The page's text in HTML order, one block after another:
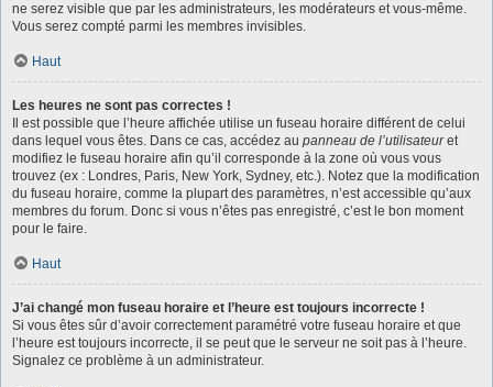
ne serez visible que par les administrateurs, les modérateurs et vous-même.
Vous serez compté parmi les membres invisibles.
Haut
Les heures ne sont pas correctes !
Il est possible que l’heure affichée utilise un fuseau horaire différent de celui
dans lequel vous êtes. Dans ce cas, accédez au panneau de l’utilisateuret
modifiez le fuseau horaire afin qu’il corresponde à la zone où vous vous
trouvez (ex : Londres, Paris, New York, Sydney, etc.). Notez que la modification
du fuseau horaire, comme la plupart des paramètres, n’est accessible qu’aux
membres du forum. Donc si vous n’êtes pas enregistré, c’est le bon moment
pour le faire.
Haut
J’ai changé mon fuseau horaire et l’heure est toujours incorrecte !
Si vous êtes sûr d’avoir correctement paramétré votre fuseau horaire et que
l’heure est toujours incorrecte, il se peut que le serveur ne soit pas à l’heure.
Signalez ce problème à un administrateur.